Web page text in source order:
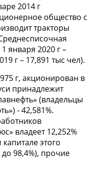
2014 г
общество с
тракторы
января 2020 г –
г – 17,891 тыс чел).
г, акционирован в
принадлежит
(владельцы
- 42,581%.
владеет 12,252%
этого
98,4%), прочие